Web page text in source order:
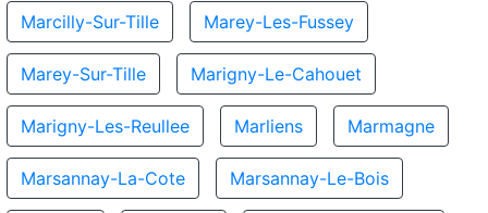
Marcilly-Sur-Tille Marey-Les-Fussey
Marey-Sur-Tille Marigny-Le-Cahouet
Marigny-Les-Reullee Marliens Marmagne
Marsannay-La-Cote Marsannay-Le-Bois